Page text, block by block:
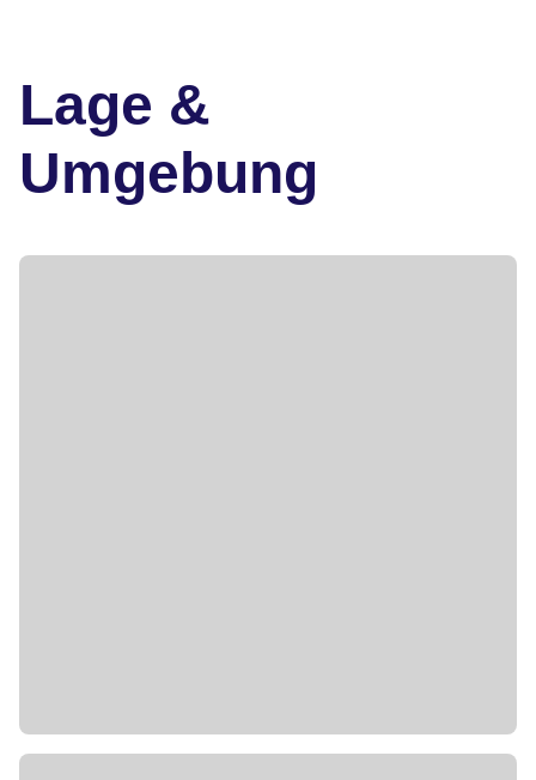
Lage &
Umgebung